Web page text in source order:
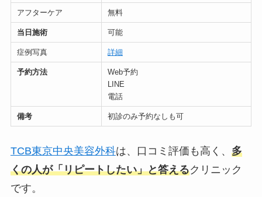
アフターケア 無料
当日施術 可能
症例写真 詳細
予約方法
Web予約
LINE
電話
備考 初診のみ予約なしも可
TCB東京中央美容外科は、口コミ評価も高く、 多
くの人が「リピートしたい」と答えるクリニック
です。